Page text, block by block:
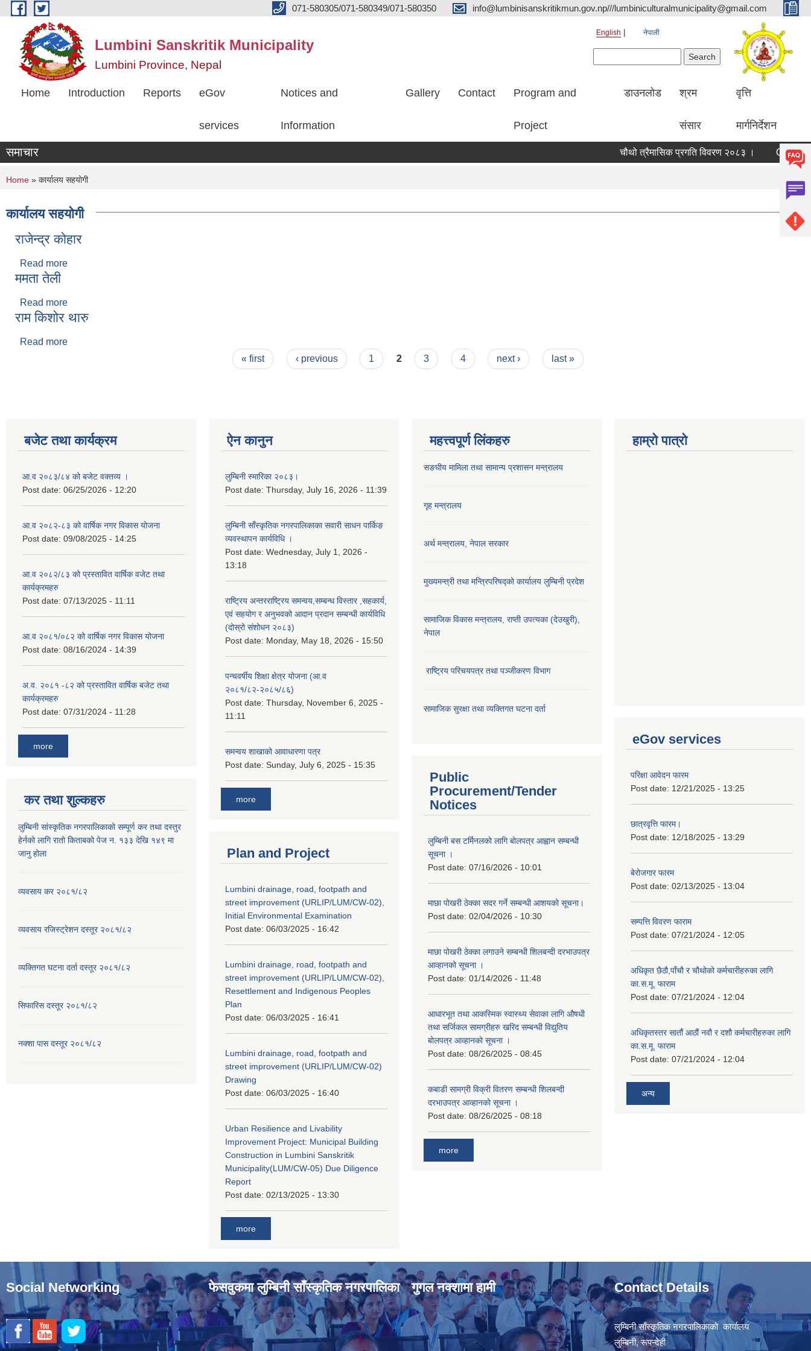
Skip to main content 071-580305/071-580349/071-580350 info@lumbinisanskritikmun.gov.np///lumbiniculturalmunicipality@gmail.com
Lumbini Sanskritik Municipality
Lumbini Province, Nepal
English नेपाली
Home Introduction Reports eGov
services
Notices and
Information
Gallery Contact Program and
Project
डाउनलोड श्रम
संसार
वृत्ति
मार्गनिर्देशन
समाचार चौथो त्रैमासिक प्रगति विवरण २०८३ । Qualified
You are here
Home » कार्यालय सहयोगी
कार्यालय सहयोगी
राजेन्द्र कोहार
Read more
ममता तेली
Read more
राम किशोर थारु
Read more
« first ‹ previous 1 2 3 4 next › last »
बजेट तथा कार्यक्रम
आ.व २०८३/८४ को बजेट वक्तव्य ।
Post date: 06/25/2026 - 12:20
आ.व २०८२-८३ को वार्षिक नगर विकास योजना
Post date: 09/08/2025 - 14:25
आ.व २०८२/८३ को प्रस्तावित वार्षिक वजेट तथा
कार्यक्रमहरु
Post date: 07/13/2025 - 11:11
आ.व २०८१/०८२ को वार्षिक नगर विकास योजना
Post date: 08/16/2024 - 14:39
अ.व. २०८१ -८२ को प्रस्तावित वार्षिक बजेट तथा
कार्यक्रमहरु
Post date: 07/31/2024 - 11:28
more
कर तथा शुल्कहरु
लुम्बिनी सांस्कृतिक नगरपालिकाको सम्पूर्ण कर तथा दस्तुर
हेर्नको लागि रातो किताबको पेज न. १३३ देखि १४९ मा
जानु होला
व्यवसाय कर २०८१/८२
व्यवसाय रजिस्ट्रेशन दस्तूर २०८१/८२
व्यक्तिगत घटना दर्ता दस्तूर २०८१/८२
सिफारिस दस्तूर २०८१/८२
नक्शा पास दस्तूर २०८१/८२
ऐन कानुन
लुम्बिनी स्मारिका २०८३।
Post date: Thursday, July 16, 2026 - 11:39
लुम्बिनी साँस्कृतिक नगरपालिकाका सवारी साधन पार्किङ
व्यवस्थापन कार्यविधि ।
Post date: Wednesday, July 1, 2026 -
13:18
राष्ट्रिय अन्तरराष्ट्रिय समन्वय,सम्बन्ध विस्तार ,सहकार्य,
एवं सहयोग र अनुभवको आदान प्रदान सम्बन्धी कार्यविधि
(दोस्रो संशोधन २०८३)
Post date: Monday, May 18, 2026 - 15:50
पन्चवर्षीय शिक्षा क्षेत्र योजना (आ.व
२०८१/८२-२०८५/८६)
Post date: Thursday, November 6, 2025 -
11:11
समन्वय शाखाको आवाधारणा पत्र
Post date: Sunday, July 6, 2025 - 15:35
more
Plan and Project
Lumbini drainage, road, footpath and
street improvement (URLIP/LUM/CW-02),
Initial Environmental Examination
Post date: 06/03/2025 - 16:42
Lumbini drainage, road, footpath and
street improvement (URLIP/LUM/CW-02),
Resettlement and Indigenous Peoples
Plan
Post date: 06/03/2025 - 16:41
Lumbini drainage, road, footpath and
street improvement (URLIP/LUM/CW-02)
Drawing
Post date: 06/03/2025 - 16:40
Urban Resilience and Livability
Improvement Project: Municipal Building
Construction in Lumbini Sanskritik
Municipality(LUM/CW-05) Due Diligence
Report
Post date: 02/13/2025 - 13:30
more
महत्त्वपूर्ण लिंकहरु
सङघीय मामिला तथा सामान्य प्रशासन मन्‍त्रालय
गृह मन्त्रालय
अर्थ मन्त्रालय, नेपाल सरकार
मुख्यमन्त्री तथा मन्त्रिपरिषद्को कार्यालय लुम्बिनी प्रदेश
सामाजिक विकास मन्‍‍त्रालय, राप्ती उपत्यका (देउखुरी),
नेपाल
राष्ट्रिय परिचयपत्र तथा पञ्जीकरण विभाग
सामाजिक सुरक्षा तथा व्यक्तिगत घटना दर्ता
Public
Procurement/Tender
Notices
लुम्बिनी बस टर्मिनलको लागि बोलपत्र आह्वान सम्बन्धी
सूचना ।
Post date: 07/16/2026 - 10:01
माछा पोखरी ठेक्का सदर गर्ने सम्बन्धी आशयको सूचना।
Post date: 02/04/2026 - 10:30
माछा पोखरी ठेक्का लगाउने सम्बन्धी शिलबन्दी दरभाउपत्र
आव्हानको सूचना ।
Post date: 01/14/2026 - 11:48
आधारभूत तथा आकस्मिक स्वास्थ्य सेवाका लागि औषधी
तथा सर्जिकल सामग्रीहरु खरिद सम्बन्धी विद्युतिय
बोलपत्र आव्हानको सूचना ।
Post date: 08/26/2025 - 08:45
कबाडी सामग्री विक्री वितरण सम्बन्धी शिलबन्दी
दरभाउपत्र आव्हानको सूचना ।
Post date: 08/26/2025 - 08:18
more
हाम्रो पात्रो
eGov services
परिक्षा आवेदन फारम
Post date: 12/21/2025 - 13:25
छात्रवृत्ति फारम।
Post date: 12/18/2025 - 13:29
बेरोजगार फारम
Post date: 02/13/2025 - 13:04
सम्पत्ति विवरण फाराम
Post date: 07/21/2024 - 12:05
अधिकृत छैठौ,पाँचौ र चौथोको कर्मचारीहरुका लागि
का.स.मू. फाराम
Post date: 07/21/2024 - 12:04
अधिकृतस्तर सातौं आठौं नवौ र दशौ कर्मचारीहरुका लागि
का.स.मू. फाराम
Post date: 07/21/2024 - 12:04
अन्य
Social Networking फेसवुकमा लुम्बिनी साँस्कृतिक नगरपालिका गुगल नक्शामा हामी Contact Details
लुम्बिनी साँस्कृतिक नगरपालिकाको कार्यालय
लुम्बिनी, रूपन्देही